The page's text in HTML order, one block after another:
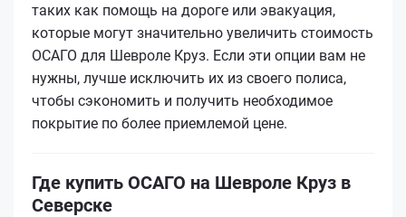
таких как помощь на дороге или эвакуация,
которые могут значительно увеличить стоимость
ОСАГО для Шевроле Круз. Если эти опции вам не
нужны, лучше исключить их из своего полиса,
чтобы сэкономить и получить необходимое
покрытие по более приемлемой цене.
Где купить ОСАГО на Шевроле Круз в
Северске